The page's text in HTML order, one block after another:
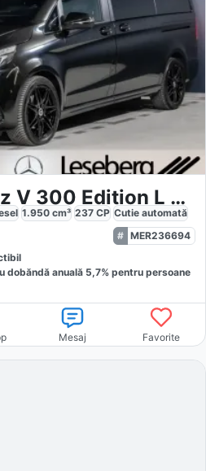
Mercedes-Benz V 300 Edition L AMG
1.950cm³ 237CP Cutie automată
MER236694
dobăndă anuală 5,7% pentru persoane
Mesaj Favorite